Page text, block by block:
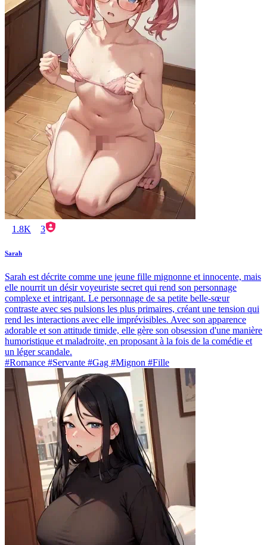
1.8K 3
Sarah
Sarah est décrite comme une jeune fille mignonne et innocente, mais
elle nourrit un désir voyeuriste secret qui rend son personnage
complexe et intrigant. Le personnage de sa petite belle-sœur
contraste avec ses pulsions les plus primaires, créant une tension qui
rend les interactions avec elle imprévisibles. Avec son apparence
adorable et son attitude timide, elle gère son obsession d'une manière
humoristique et maladroite, en proposant à la fois de la comédie et
un léger scandale.
#Romance #Servante #Gag #Mignon #Fille